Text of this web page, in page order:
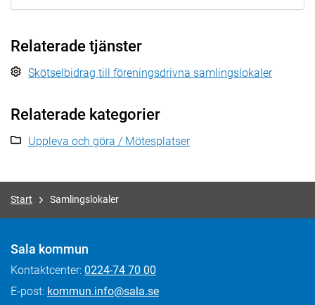
Relaterade tjänster
Skötselbidrag till föreningsdrivna samlingslokaler
Relaterade kategorier
Uppleva och göra / Mötesplatser
Start Samlingslokaler
Sala kommun
Kontaktcenter: 0224-74 70 00
E-post: kommun.info@sala.se